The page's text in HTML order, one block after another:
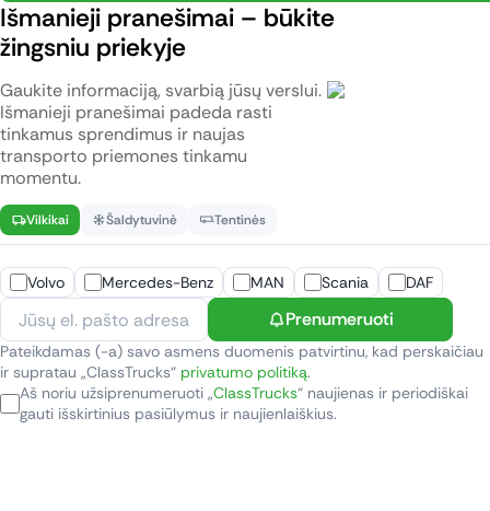
Išmanieji pranešimai – būkite
žingsniu priekyje
Gaukite informaciją, svarbią jūsų verslui.
Išmanieji pranešimai padeda rasti
tinkamus sprendimus ir naujas
transporto priemones tinkamu
momentu.
Vilkikai Šaldytuvinė Tentinės
Volvo Mercedes-Benz MAN Scania DAF
Prenumeruoti
Pateikdamas (-a) savo asmens duomenis patvirtinu, kad perskaičiau
ir supratau „ClassTrucks“ privatumo politiką.
Aš noriu užsiprenumeruoti „ClassTrucks“ naujienas ir periodiškai
gauti išskirtinius pasiūlymus ir naujienlaiškius.